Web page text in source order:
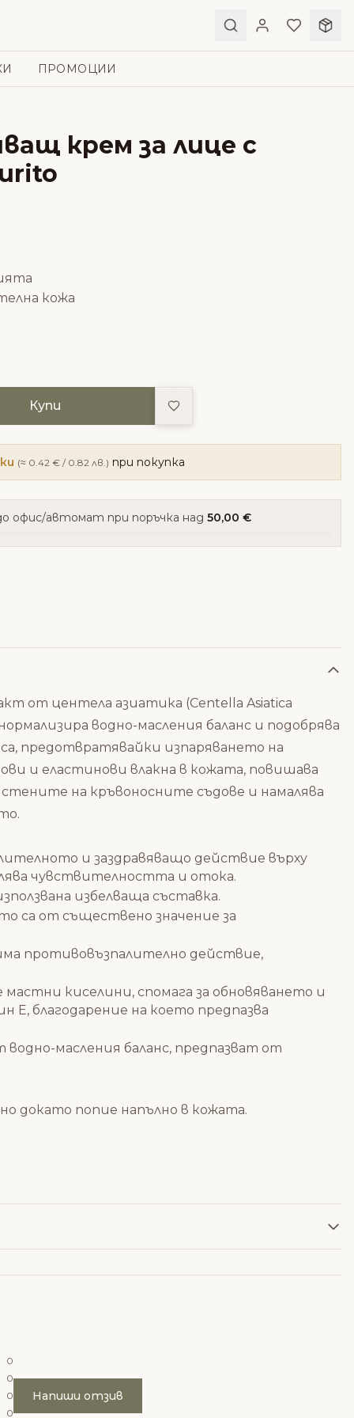
ПРОМОЦИИ
крем за лице с
кожа
Купи Добави в любими
(≈ 0.42 € / 0.82 лв.) при покупка
офис/автомат при поръчка над 50,00 €
от центела азиатика (Centella Asiatica
водно-масления баланс и подобрява
предотвратявайки изпаряването на
и еластинови влакна в кожата, повишава
на кръвоносните съдове и намалява
и заздравяващо действие върху
чувствителността и отока.
избелваща съставка.
са от съществено значение за
противовъзпалително действие,
киселини, спомага за обновяването и
Е, благодарение на което предпазва
масления баланс, предпазват от
докато попие напълно в кожата.
0
0
0
0
Напиши отзив